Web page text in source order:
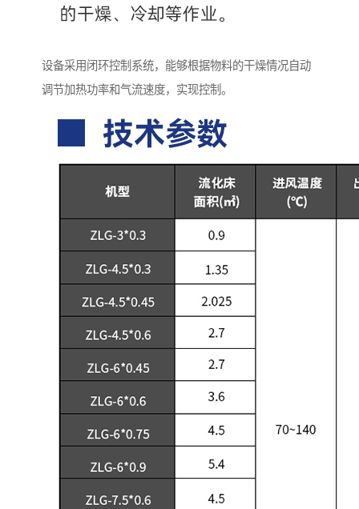
设备采用闭环控制系统，能够根据物料的干燥情况自动
调节加热功率和气流速度，实现控制。